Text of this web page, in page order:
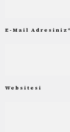
E-Mail Adresiniz *
Websitesi